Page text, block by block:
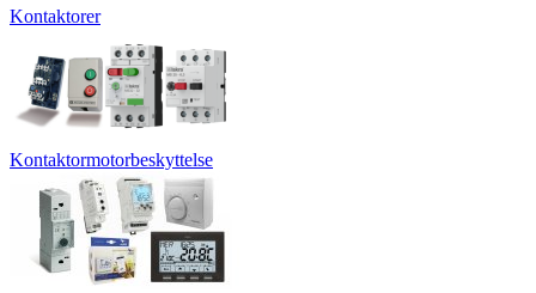
Kontaktorer
Kontaktormotorbeskyttelse